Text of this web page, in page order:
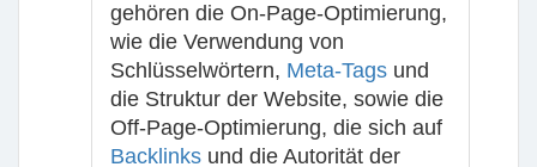
gehören die On-Page-Optimierung,
wie die Verwendung von
Schlüsselwörtern, Meta-Tags und
die Struktur der Website, sowie die
Off-Page-Optimierung, die sich auf
Backlinks und die Autorität der